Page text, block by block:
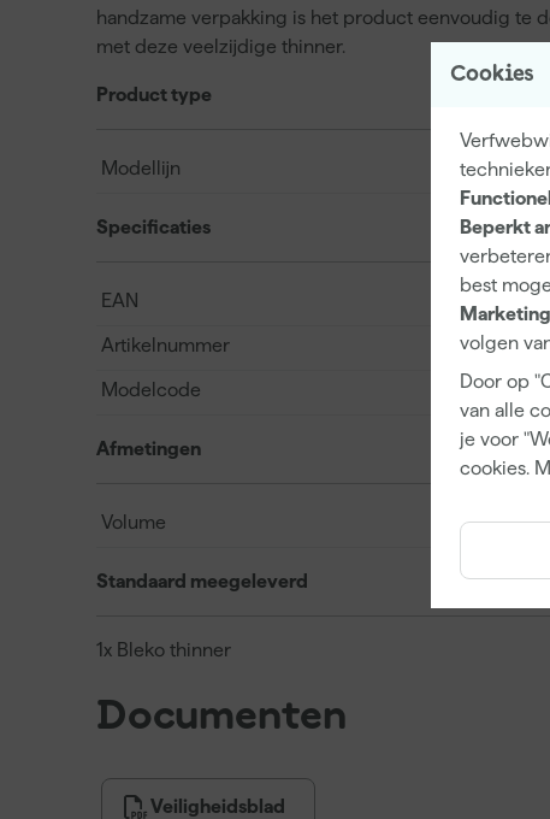
Cookies
Beperkt
best
volgen
Door op
van alle
je voor
cookies.
handzame verpakking is het product eenvoudig te
met deze veelzijdige thinner.
Product type
Modellijn
Specificaties
EAN
Artikelnummer
Modelcode
Afmetingen
Volume
Standaard meegeleverd
1x Bleko thinner
Documenten
Veiligheidsblad